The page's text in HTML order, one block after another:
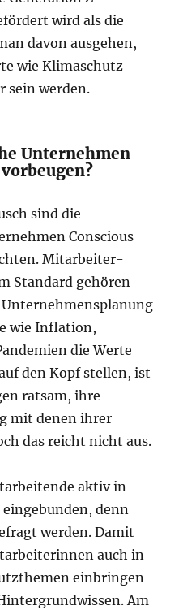
wird als die
davon ausgehen,
wie Klimaschutz
sein werden.
Unternehmen
sind die
Conscious
Mitarbeiter-
Standard gehören
wie Inflation,
die Werte
den Kopf stellen, ist
ratsam, ihre
mit denen ihrer
das reicht nicht aus.
aktiv in
denn
werden. Damit
auch in
einbringen
Am